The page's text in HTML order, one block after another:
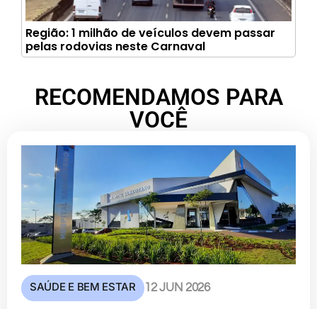
Região: 1 milhão de veículos devem passar
pelas rodovias neste Carnaval
RECOMENDAMOS PARA
VOCÊ
SAÚDE E BEM ESTAR 12 JUN 2026